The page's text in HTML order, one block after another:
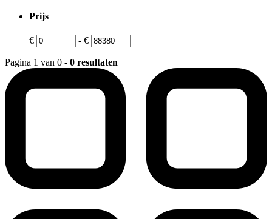
Prijs
€ - €
Pagina 1 van 0 - 0 resultaten